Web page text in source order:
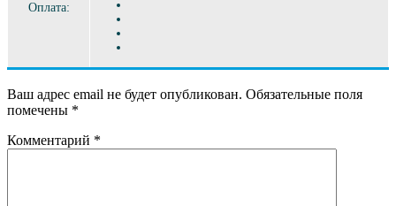
Оплата:
Ваш адрес email не будет опубликован. Обязательные поля
помечены *
Комментарий *